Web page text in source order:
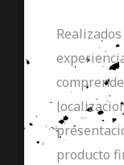
producto